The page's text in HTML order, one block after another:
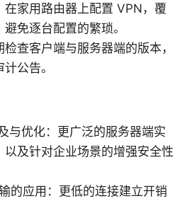
在家用路由器上配置 VPN，覆
免逐台配置的繁琐。
查客户端与服务器端的版本，
公告。
与优化：更广泛的服务器端实
以及针对企业场景的增强安全性
的应用：更低的连接建立开销